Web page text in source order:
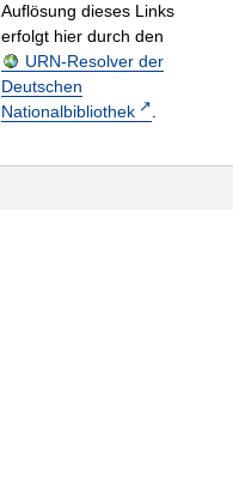
Auflösung dieses Links
erfolgt hier durch den
URN-Resolver der
Deutschen
Nationalbibliothek
.